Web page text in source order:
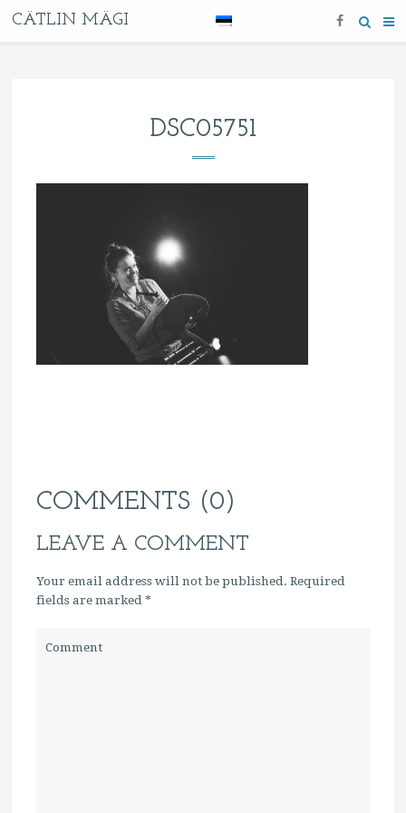
CÄTLIN MÄGI
DSC05751
COMMENTS (0)
LEAVE A COMMENT
Your email address will not be published. Required
fields are marked*